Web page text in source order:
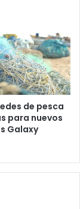
de pesca
para nuevos
Galaxy